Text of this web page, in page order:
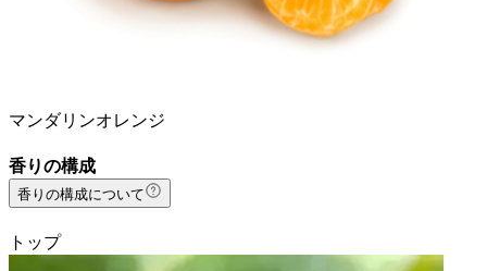
マンダリンオレンジ
香りの構成
香りの構成について
トップ